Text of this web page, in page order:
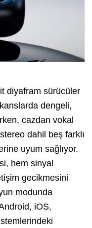
diyafram sürücüler
dengeli,
cazdan vokal
dahil beş farklı
uyum sağlıyor.
hem sinyal
gecikmesini
modunda
iOS,